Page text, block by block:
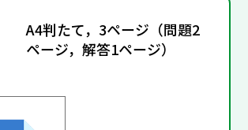
A4判たて，3ページ（問題2
ページ，解答1ページ）